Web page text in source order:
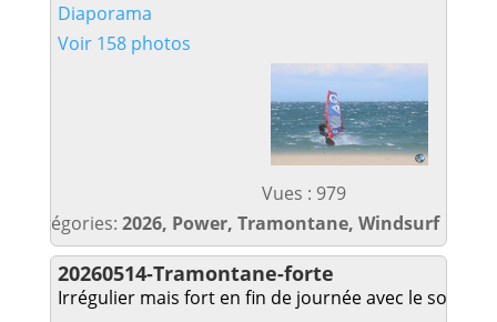
Diaporama
Voir 158 photos
Vues : 979
Catégories:2026, Power, Tramontane, Windsurf
20260514-Tramontane-forte
Irrégulier mais fort en fin de journée avec le soleil